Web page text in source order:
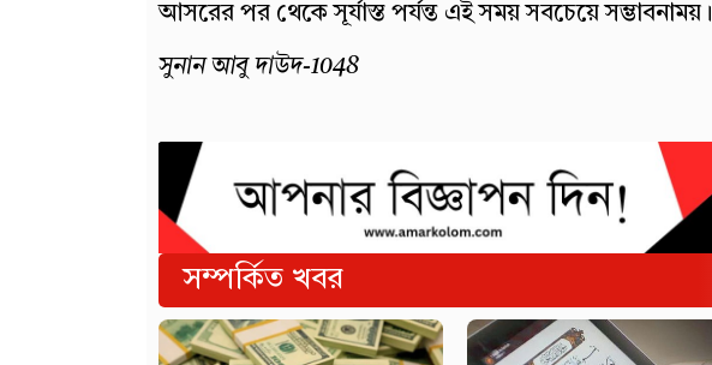
আসরের পর থেকে সূর্যাস্ত পর্যন্ত এই সময় সবচেয়ে সম্ভাবনাময়।
সুনান আবু দাউদ-1048
সম্পর্কিত খবর